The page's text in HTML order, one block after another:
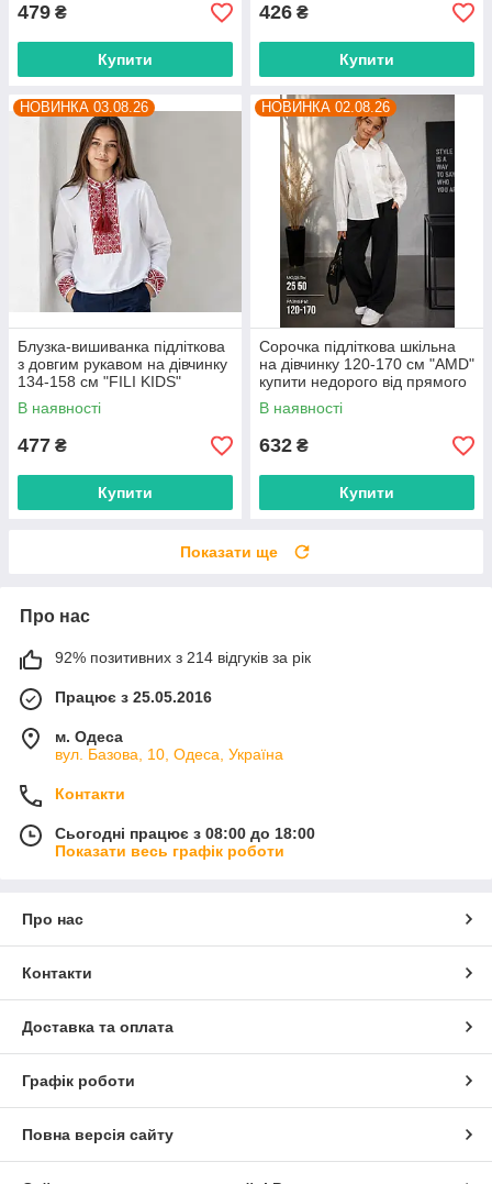
479 ₴
Купити
426 ₴
Купити
НОВИНКА 03.08.26
Блузка-вишиванка підліткова
з довгим рукавом на дівчинку
134-158 см "FILI KIDS"
недорого від прямого
постачальника
В наявності
477 ₴
Купити
НОВИНКА 02.08.26
Сорочка підліткова шкільна
на дівчинку 120-170 см "AMD"
купити недорого від прямого
постачальника
В наявності
632 ₴
Купити
Показати ще
Про нас
92% позитивних з 214 відгуків за рік
Працює з 25.05.2016
м. Одеса
вул. Базова, 10, Одеса, Україна
Контакти
Сьогодні працює з 08:00 до 18:00
Показати весь графік роботи
Про нас
Контакти
Доставка та оплата
Графік роботи
Повна версія сайту